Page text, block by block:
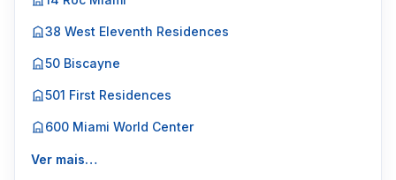
38 West Eleventh Residences
50 Biscayne
501 First Residences
600 Miami World Center
Ver mais…